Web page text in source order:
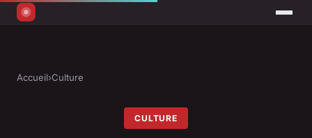
Accueil›Culture
CULTURE